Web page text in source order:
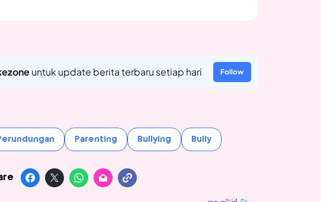
untuk update berita terbaru setiap hari Follow
Parenting Bullying Bully